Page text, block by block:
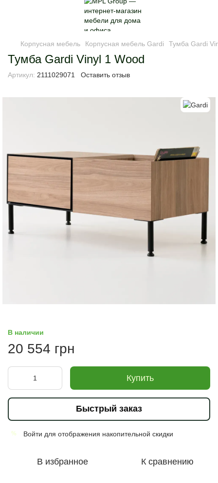
Корпусная мебель Корпусная мебель Gardi Тумба Gardi
Тумба Gardi Vinyl 1 Wood
Артикул: 2111029071 Оставить отзыв
В наличии
20 554 грн
Купить
Быстрый заказ
% Войти для отображения накопительной скидки
В избранное К сравнению